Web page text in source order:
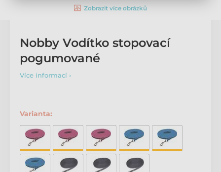
Zobrazit více obrázků
Nobby Vodítko stopovací
pogumované
Více informací ›
Varianta: